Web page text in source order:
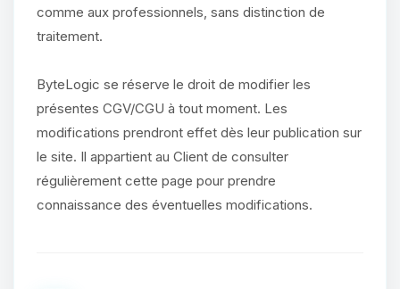
comme aux professionnels, sans distinction de
traitement.
ByteLogic se réserve le droit de modifier les
présentes CGV/CGU à tout moment. Les
modifications prendront effet dès leur publication sur
le site. Il appartient au Client de consulter
régulièrement cette page pour prendre
connaissance des éventuelles modifications.